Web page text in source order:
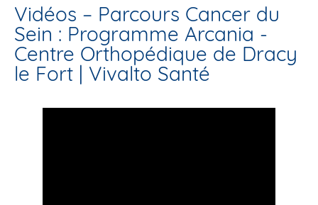
Vidéos – Parcours Cancer du
Sein : Programme Arcania -
Centre Orthopédique de Dracy
le Fort | Vivalto Santé